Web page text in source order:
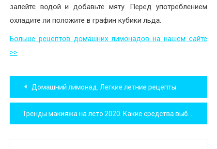
залейте водой и добавьте мяту. Перед употреблением
охладите ли положите в графин кубики льда.
Больше рецептов домашних лимонадов на нашем сайте
>>
Навигация
по
записям
Домашний лимонад. Легкие летние рецепты.